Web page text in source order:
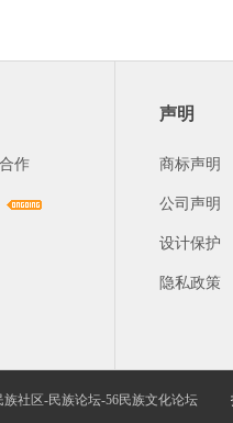
作
声明
商标声明
公司声明
设计保护
隐私政策
族社区-民族论坛-56民族文化论坛 技